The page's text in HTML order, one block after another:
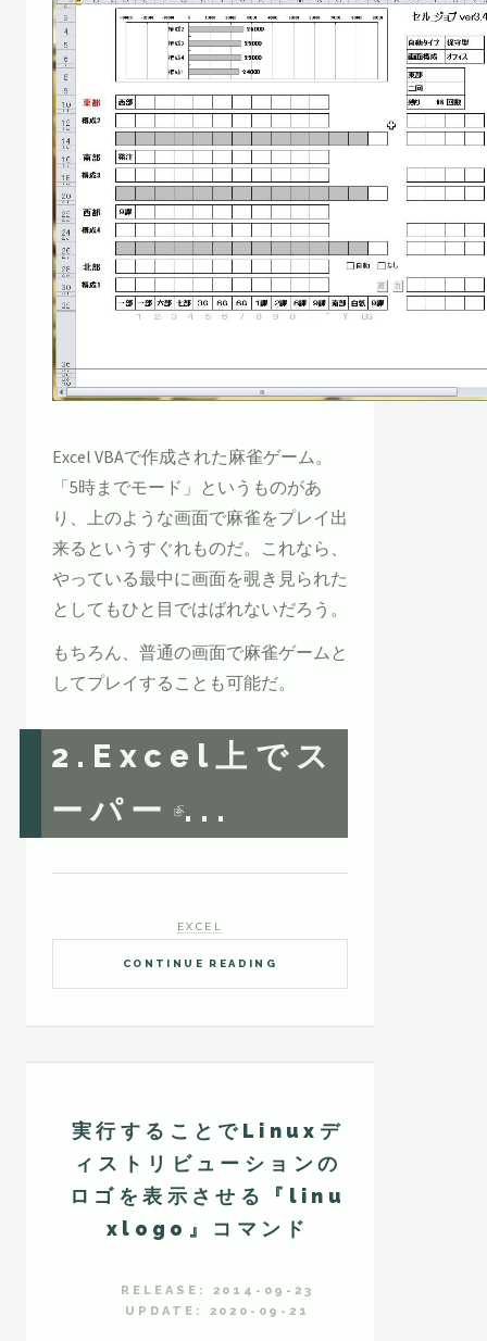
Excel VBAで作成された麻雀ゲーム。
「5時までモード」というものがあ
り、上のような画面で麻雀をプレイ出
来るというすぐれものだ。これなら、
やっている最中に画面を覗き見られた
としてもひと目ではばれないだろう。
もちろん、普通の画面で麻雀ゲームと
してプレイすることも可能だ。
2. Excel上でス
ーパー
...
CONTINUE READING
EXCEL
実行することでLinuxデ
ィストリビューションの
ロゴを表示させる『linu
xlogo』コマンド
RELEASE: 2014-09-23
UPDATE: 2020-09-21